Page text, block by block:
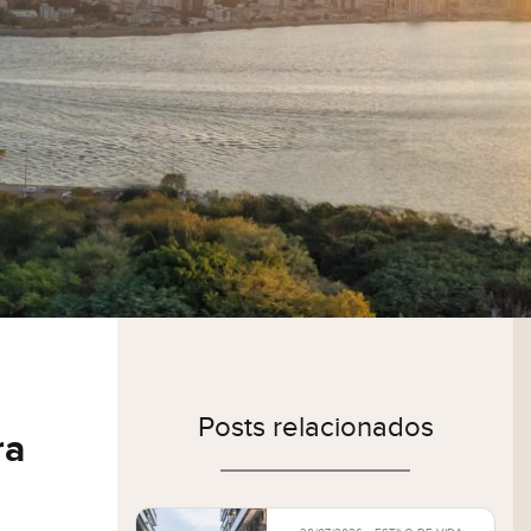
Posts relacionados